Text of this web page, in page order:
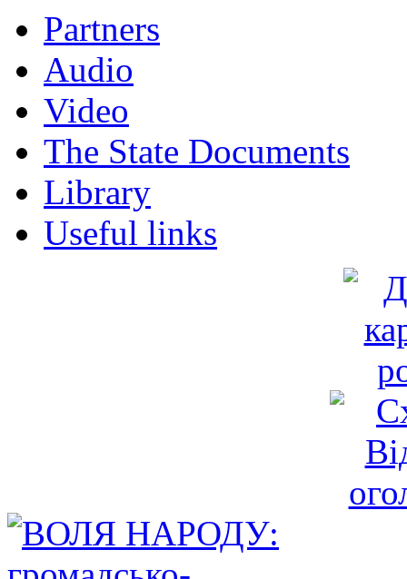
Partners
Audio
Video
The State Documents
Library
Useful links